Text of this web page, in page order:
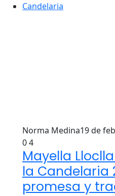
Candelaria
Norma Medina19 de
04
Mayella
la Candelaria
promesa y